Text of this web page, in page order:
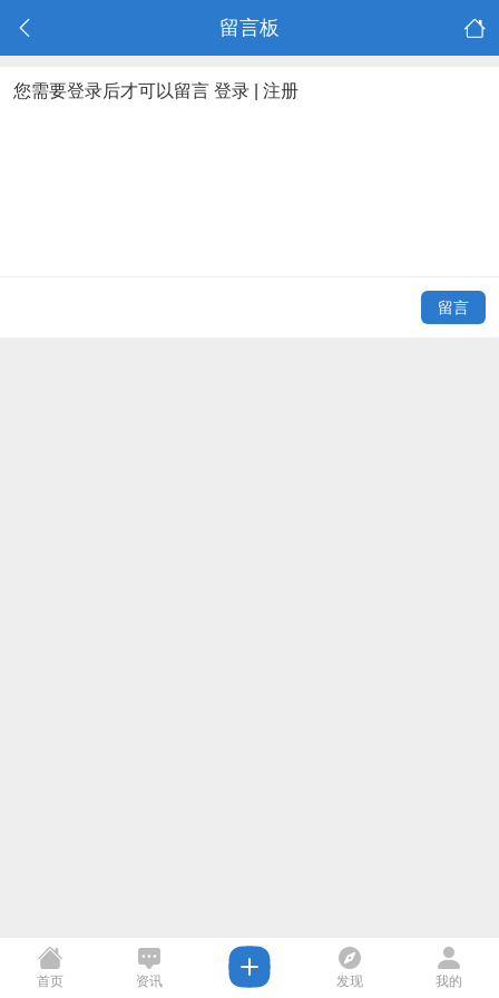
留言板
您需要登录后才可以留言 登录 注册
留言
首页 资讯 发现 我的